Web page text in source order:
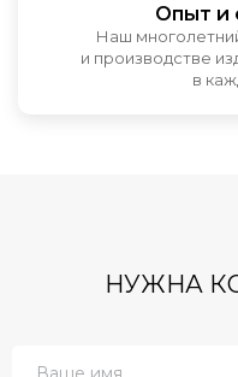
Опыт и
Наш
и производстве
в
НУЖНА